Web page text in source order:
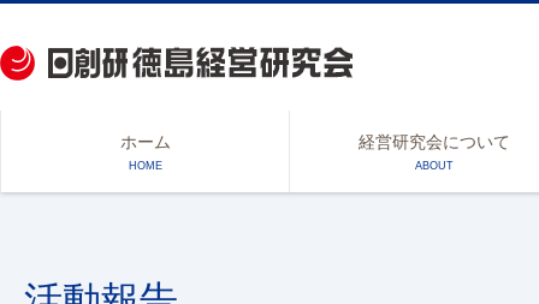
ホーム
HOME
経営研究会について
ABOUT